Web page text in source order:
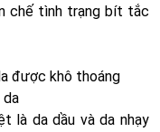
chế tình trạng bít tắc
được khô thoáng
da
là da dầu và da nhạy